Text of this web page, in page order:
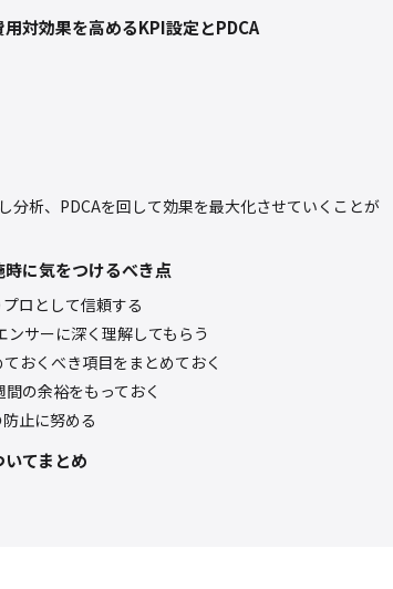
対効果を高めるKPI設定とPDCA
分析、PDCAを回して効果を最大化させていくことが
に気をつけるべき点
ロとして信頼する
サーに深く理解してもらう
おくべき項目をまとめておく
の余裕をもっておく
止に努める
てまとめ